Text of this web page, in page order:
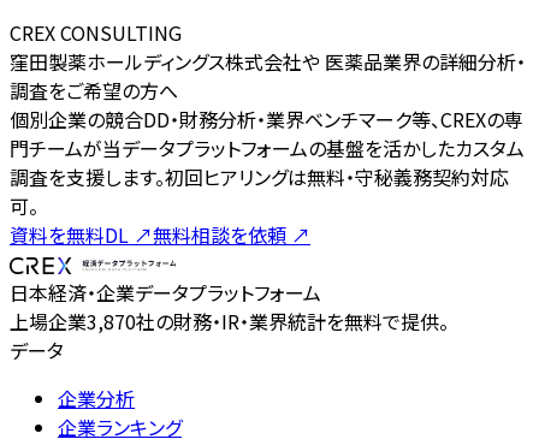
CREX CONSULTING
窪田製薬ホールディングス株式会社や 医薬品業界の詳細分析・
調査をご希望の方へ
個別企業の競合DD・財務分析・業界ベンチマーク等、CREXの専
門チームが当データプラットフォームの基盤を活かしたカスタム
調査を支援します。初回ヒアリングは無料・守秘義務契約対応
可。
資料を無料DL ↗無料相談を依頼 ↗
日本経済・企業データプラットフォーム
上場企業3,870社の財務・IR・業界統計を無料で提供。
データ
企業分析
企業ランキング